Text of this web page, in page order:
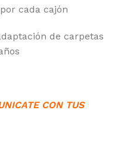
cada cajón
de carpetas
CON TUS